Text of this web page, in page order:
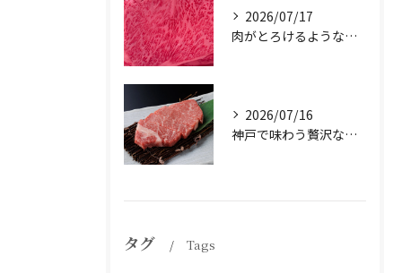
2026/07/17
肉がとろけるような味わいを体験したことはありますか？
2026/07/16
神戸で味わう贅沢なひとときを。
タグ Tags